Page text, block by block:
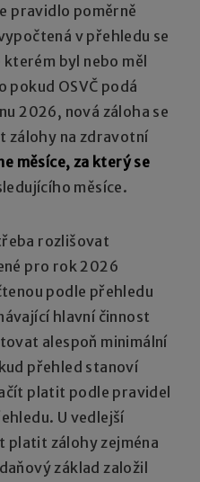
pravidlo poměrně
v přehledu se
byl nebo měl
OSVČ podá
2026, nová záloha se
zálohy na zdravotní
měsíce, za který se
měsíce.
rozlišovat
pro rok 2026
podle přehledu
hlavní činnost
alespoň minimální
přehled stanoví
platit podle pravidel
U vedlejší
platit zálohy zejména
základ založil